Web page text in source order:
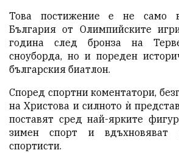
Това постижение е не само
България от Олимпийските
година след бронза на
сноуборда, но и пореден
българския биатлон.
Според спортни коментатори,
на Христова и силното ѝ
поставят сред най-ярките
зимен спорт и вдъхновяват
спортисти.